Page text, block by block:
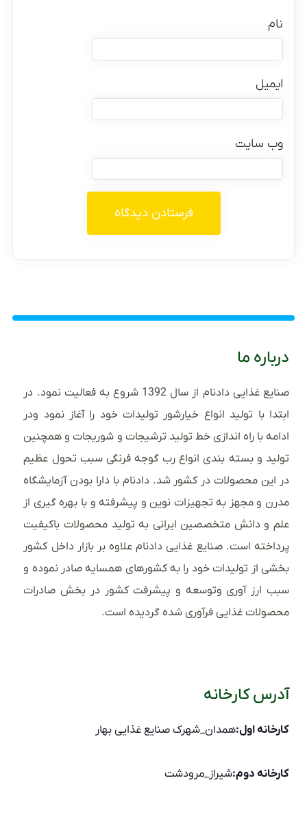
نام
ایمیل
وب‌ سایت
درباره ما
صنایع غذایی دادنام از سال 1392 شروع به فعالیت نمود. در
ابتدا با تولید انواع خیارشور تولیدات خود را آغاز نمود ودر
ادامه با راه اندازی خط تولید ترشیجات و شوریجات و همچنین
تولید و بسته بندی انواع رب گوجه فرنگی سبب تحول عظیم
در این محصولات در کشور شد. دادنام با دارا بودن آزمایشگاه
مدرن و مجهز به تجهیزات نوین و پیشرفته و با بهره گیری از
علم و دانش متخصصین ایرانی به تولید محصولات باکیفیت
پرداخته است. صنایع غذایی دادنام علاوه بر بازار داخل کشور
بخشی از تولیدات خود را به کشورهای همسایه صادر نموده و
سبب ارز آوری وتوسعه و پیشرفت کشور در بخش صادرات
محصولات غذایی فرآوری شده گردیده است.
آدرس کارخانه
کارخانه اول:همدان_شهرک صنایع غذایی بهار
کارخانه دوم:شیراز_مرودشت